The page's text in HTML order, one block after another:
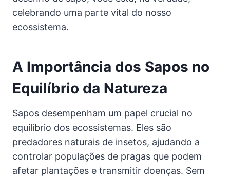
celebrando uma parte vital do nosso
ecossistema.
A Importância dos Sapos no
Equilíbrio da Natureza
Sapos desempenham um papel crucial no
equilíbrio dos ecossistemas. Eles são
predadores naturais de insetos, ajudando a
controlar populações de pragas que podem
afetar plantações e transmitir doenças. Sem